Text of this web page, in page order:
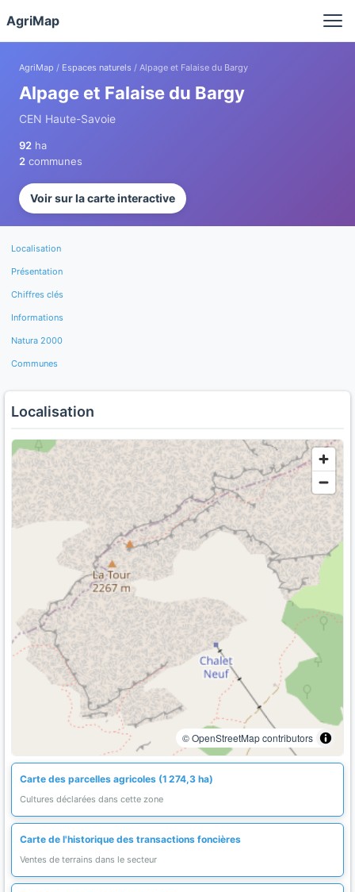
AgriMap
AgriMap / Espaces naturels / Alpage et Falaise du Bargy
Alpage et Falaise du Bargy
CEN Haute-Savoie
92 ha
2 communes
Voir sur la carte interactive
Localisation
Présentation
Chiffres clés
Informations
Natura 2000
Communes
Localisation
© OpenStreetMap contributors
Carte des parcelles agricoles (1 274,3 ha)
Cultures déclarées dans cette zone
Carte de l'historique des transactions foncières
Ventes de terrains dans le secteur